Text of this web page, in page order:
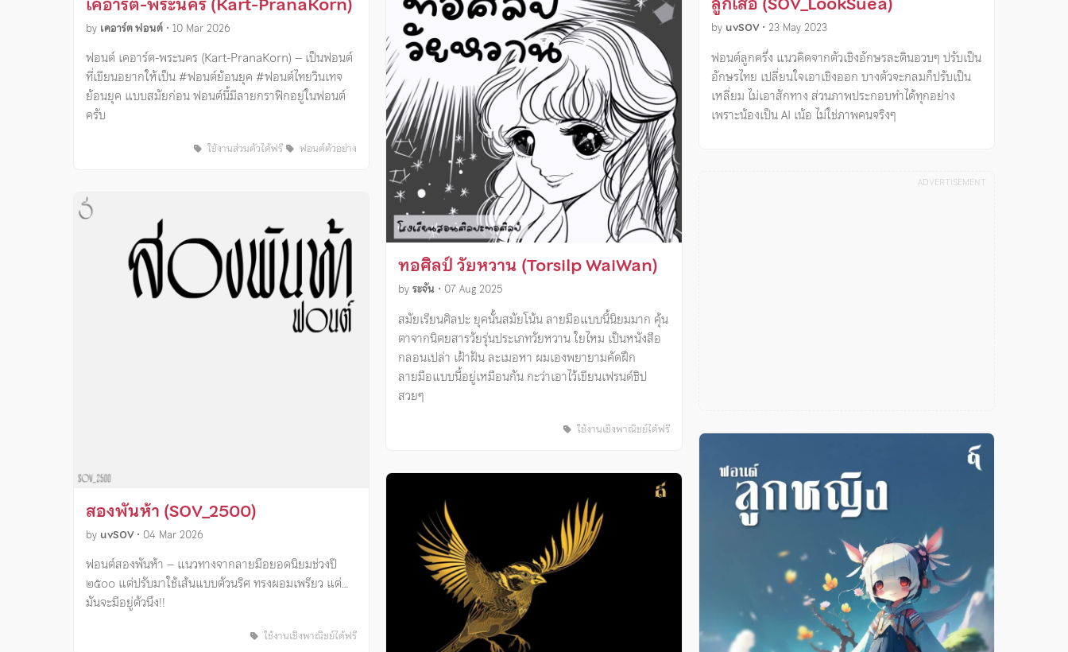
by เคอาร์ต ฟอนต์ • 10 Mar 2026
ฟอนต์ เคอาร์ต-พระนคร (Kart-PranaKorn) – เป็นฟอนต์
ที่เขียนอยากให้เป็น #ฟอนต์ย้อนยุค #ฟอนต์ไทยวินเทจ
ย้อนยุค แบบสมัยก่อน ฟอนต์นี้มีลายกราฟิกอยู่ในฟอนต์
ครับ
ใช้งานส่วนตัวได้ฟรี ฟอนต์ตัวอย่าง
สองพันห้า (SOV_2500)
by uvSOV • 04 Mar 2026
ฟอนต์สองพันห้า – แนวทางจากลายมือยอดนิยมช่วงปี
๒๕๐๐ แต่ปรับมาใช้เส้นแบบตัวนริศ ทรงผอมเพรียว แต่…
มันจะมีอยู่ตัวนึง!!
ใช้งานเชิงพาณิชย์ได้ฟรี
ทอศิลป์ วัยหวาน (Torsilp WaiWan)
byระจัน • 07 Aug 2025
สมัยเรียนศิลปะ ยุคนั้นสมัยโน้น ลายมือแบบนี้นิยมมาก คุ้น
ตาจากนิตยสารวัยรุ่นประเภทวัยหวาน ใยไหม เป็นหนังสือ
กลอนเปล่า เฝ้าฝัน ละเมอหา ผมเองพยายามคัดฝึก
ลายมือแบบนี้อยู่เหมือนกัน กะว่าเอาไว้เขียนเฟรนด์ชิป
สวยๆ
ใช้งานเชิงพาณิชย์ได้ฟรี
by uvSOV• 23 May 2023
ฟอนต์ลูกครึ่ง แนวคิดจากตัวเชิงอักษรละตินอวบๆ ปรับเป็น
อักษรไทย เปลี่ยนใจเอาเชิงออก บางตัวจะกลมก็ปรับเป็น
เหลี่ยม ไม่เอาสักทาง ส่วนภาพประกอบทำได้ทุกอย่าง
เพราะน้องเป็น AI เน้อ ไม่ใช่ภาพคนจริงๆ